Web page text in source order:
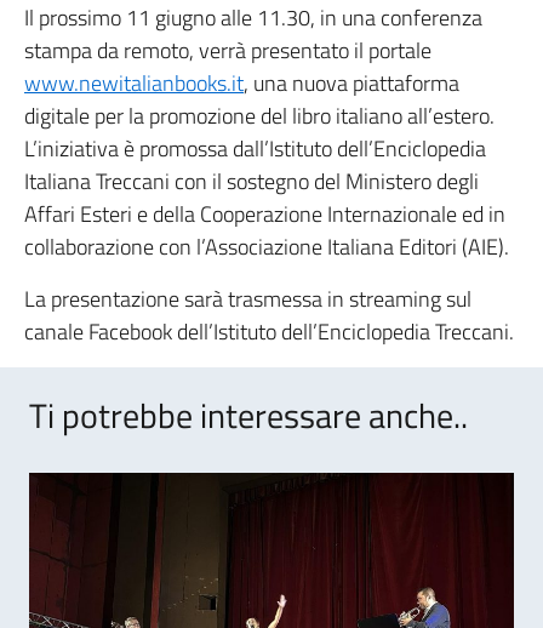
Il prossimo 11 giugno alle 11.30, in una conferenza
stampa da remoto, verrà presentato il portale
www.newitalianbooks.it, una nuova piattaforma
digitale per la promozione del libro italiano all’estero.
L’iniziativa è promossa dall’Istituto dell’Enciclopedia
Italiana Treccani con il sostegno del Ministero degli
Affari Esteri e della Cooperazione Internazionale ed in
collaborazione con l’Associazione Italiana Editori (AIE).
La presentazione sarà trasmessa in streaming sul
canale Facebook dell’Istituto dell’Enciclopedia Treccani.
Ti potrebbe interessare anche..